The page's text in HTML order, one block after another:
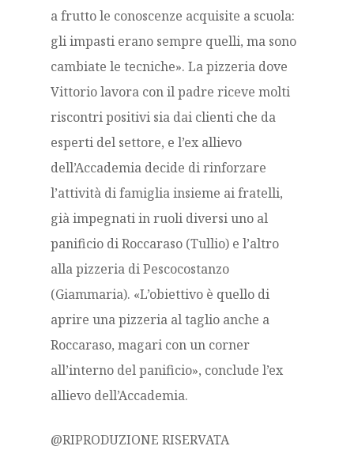
a frutto le conoscenze acquisite a scuola:
gli impasti erano sempre quelli, ma sono
cambiate le tecniche». La pizzeria dove
Vittorio lavora con il padre riceve molti
riscontri positivi sia dai clienti che da
esperti del settore, e l’ex allievo
dell’Accademia decide di rinforzare
l’attività di famiglia insieme ai fratelli,
già impegnati in ruoli diversi uno al
panificio di Roccaraso (Tullio) e l’altro
alla pizzeria di Pescocostanzo
(Giammaria). «L’obiettivo è quello di
aprire una pizzeria al taglio anche a
Roccaraso, magari con un corner
all’interno del panificio», conclude l’ex
allievo dell’Accademia.
@RIPRODUZIONE RISERVATA